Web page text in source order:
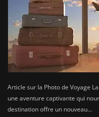
Article sur la Photo de Voyage
une aventure captivante qui
destination offre un nouveau…